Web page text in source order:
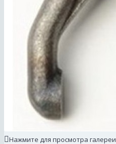
Нажмите для просмотра галереи